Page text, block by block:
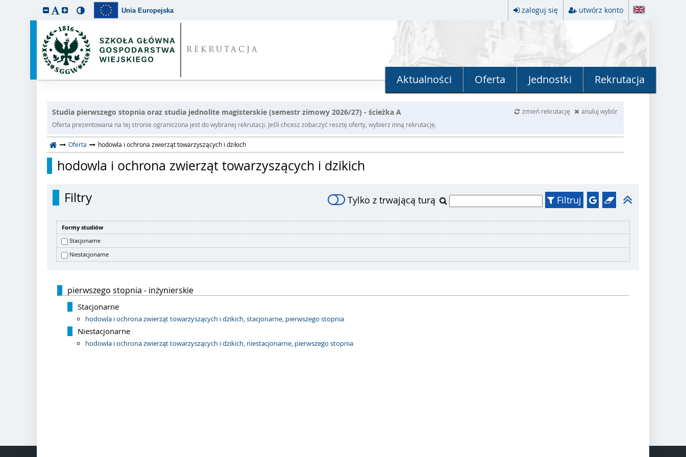
Unia Europejska zaloguj się utwórz konto
REKRUTACJA
Aktualności Oferta Jednostki Rekrutacja
Studia pierwszego stopnia oraz studia jednolite magisterskie (semestr zimowy 2026/27) - ścieżka A zmień rekrutację
anuluj wybór
Oferta prezentowana na tej stronie ograniczona jest do wybranej rekrutacji. Jeśli chcesz zobaczyć resztę oferty, wybierz inną rekrutację.
Oferta hodowla i ochrona zwierząt towarzyszących i dzikich
hodowla i ochrona zwierząt towarzyszących i dzikich
Filtry Tylko z trwającą turą Filtruj
Formy studiów
Stacjonarne
Niestacjonarne
pierwszego stopnia - inżynierskie
Stacjonarne
hodowla i ochrona zwierząt towarzyszących i dzikich, stacjonarne, pierwszego stopnia
Niestacjonarne
hodowla i ochrona zwierząt towarzyszących i dzikich, niestacjonarne, pierwszego stopnia